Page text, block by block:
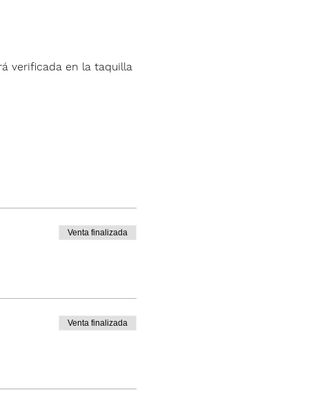
verificada en la taquilla
Venta finalizada
Venta finalizada